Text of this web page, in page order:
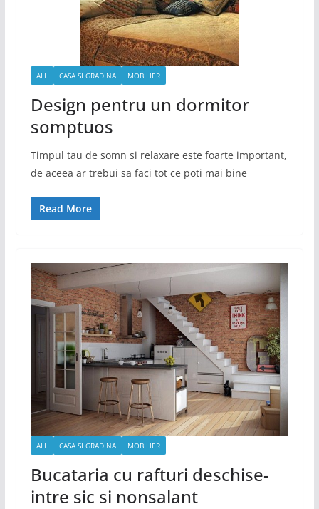
ALL CASA SI GRADINA MOBILIER
Design pentru un dormitor
somptuos
Timpul tau de somn si relaxare este foarte important,
de aceea ar trebui sa faci tot ce poti mai bine
Read More
ALL CASA SI GRADINA MOBILIER
Bucataria cu rafturi deschise-
intre sic si nonsalant